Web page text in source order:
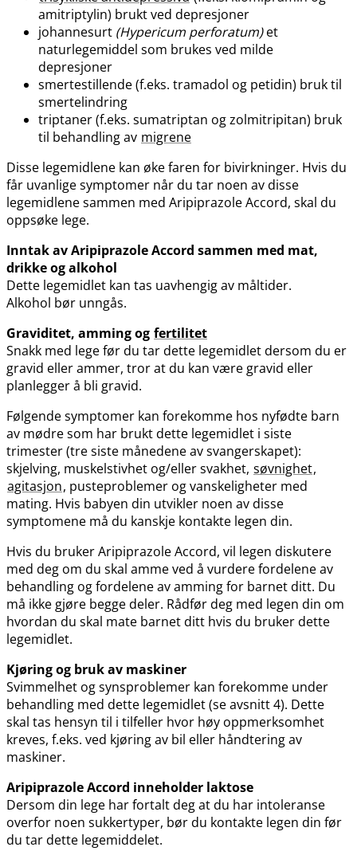
amitriptylin) brukt ved depresjoner
johannesurt (Hypericum perforatum)et
naturlegemiddel som brukes ved milde
depresjoner
smertestillende (f.eks. tramadol og petidin) bruk til
smertelindring
triptaner (f.eks. sumatriptan og zolmitripitan) bruk
til behandling av migrene
Disse legemidlene kan øke faren for bivirkninger. Hvis du
får uvanlige symptomer når du tar noen av disse
legemidlene sammen med Aripiprazole Accord, skal du
oppsøke lege.
Inntak av Aripiprazole Accord sammen med mat,
drikke og alkohol
Dette legemidlet kan tas uavhengig av måltider.
Alkohol bør unngås.
Graviditet, amming og fertilitet
Snakk med lege før du tar dette legemidlet dersom du er
gravid eller ammer, tror at du kan være gravid eller
planlegger å bli gravid.
Følgende symptomer kan forekomme hos nyfødte barn
av mødre som har brukt dette legemidlet i siste
trimester (tre siste månedene av svangerskapet):
skjelving, muskelstivhet og​/​eller svakhet, søvnighet,
agitasjon, pusteproblemer og vanskeligheter med
mating. Hvis babyen din utvikler noen av disse
symptomene må du kanskje kontakte legen din.
Hvis du bruker Aripiprazole Accord, vil legen diskutere
med deg om du skal amme ved å vurdere fordelene av
behandling og fordelene av amming for barnet ditt. Du
må ikke gjøre begge deler. Rådfør deg med legen din om
hvordan du skal mate barnet ditt hvis du bruker dette
legemidlet.
Kjøring og bruk av maskiner
Svimmelhet og synsproblemer kan forekomme under
behandling med dette legemidlet (se avsnitt 4). Dette
skal tas hensyn til i tilfeller hvor høy oppmerksomhet
kreves, f.eks. ved kjøring av bil eller håndtering av
maskiner.
Aripiprazole Accord inneholder laktose
Dersom din lege har fortalt deg at du har intoleranse
overfor noen sukkertyper, bør du kontakte legen din før
du tar dette legemiddelet.